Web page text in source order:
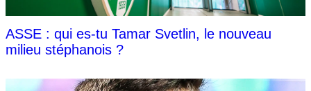
ASSE : qui es-tu Tamar Svetlin, le nouveau
milieu stéphanois ?